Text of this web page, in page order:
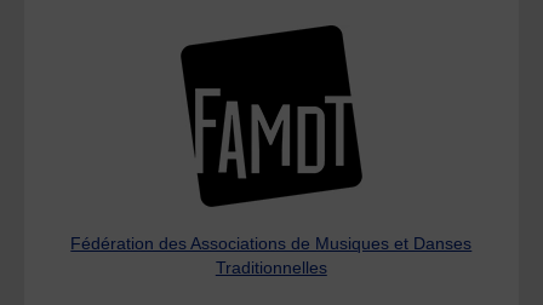
Fédération des Associations de Musiques et Danses
Traditionnelles